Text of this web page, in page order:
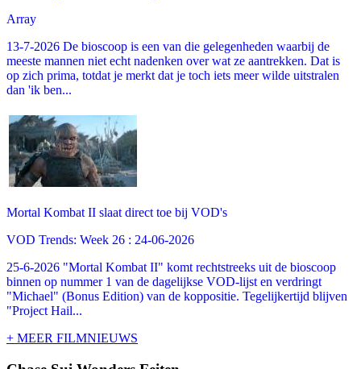
Array
13-7-2026 De bioscoop is een van die gelegenheden waarbij de
meeste mannen niet echt nadenken over wat ze aantrekken. Dat is
op zich prima, totdat je merkt dat je toch iets meer wilde uitstralen
dan 'ik ben...
Mortal Kombat II slaat direct toe bij VOD's
VOD Trends: Week 26 : 24-06-2026
25-6-2026 "Mortal Kombat II" komt rechtstreeks uit de bioscoop
binnen op nummer 1 van de dagelijkse VOD-lijst en verdringt
"Michael" (Bonus Edition) van de koppositie. Tegelijkertijd blijven
"Project Hail...
+ MEER FILMNIEUWS